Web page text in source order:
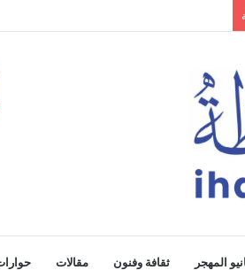
المهجر ثقافة وفنون مقالات